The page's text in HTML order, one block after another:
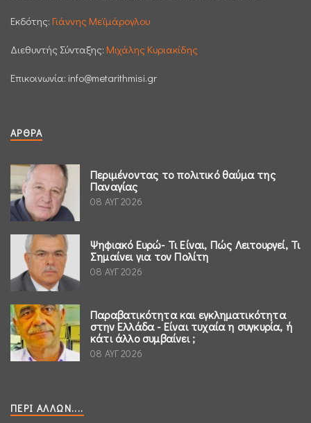
Εκδότης: Γιάννης Μεϊμάρογλου
Διεθυντής Σύνταξης: Μιχάλης Κυριακίδης
Επικοινωνία: info@metarithmisi.gr
ΆΡΘΡΑ
Περιμένοντας το πολιτικό θαύμα της
Παναγίας
08 ΑΥΓ 2026
Ψηφιακό Ευρώ- Τι Είναι, Πώς Λειτουργεί, Τι
Σημαίνει για τον Πολίτη
08 ΑΥΓ 2026
Παραβατικότητα και εγκληματικότητα
στην Ελλάδα - Είναι τυχαία η συγκυρία, ή
κάτι άλλο συμβαίνει ;
08 ΑΥΓ 2026
ΠΕΡΊ ΆΛΛΩΝ....